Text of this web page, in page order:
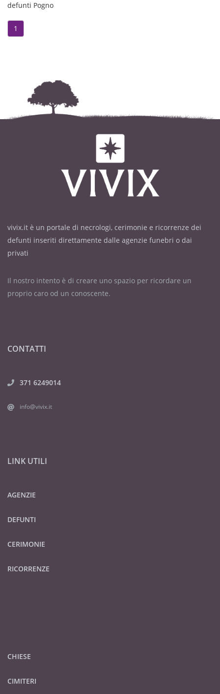
defunti Pogno
1
vivix.it è un portale di necrologi, cerimonie e ricorrenze dei
defunti inseriti direttamente dalle agenzie funebri o dai
privati
Il nostro intento è di creare uno spazio per ricordare un
proprio caro od un conoscente.
CONTATTI
371 6249014
info@vivix.it
LINK UTILI
AGENZIE
DEFUNTI
CERIMONIE
RICORRENZE
CHIESE
CIMITERI